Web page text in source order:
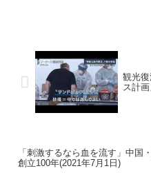
観光復
ス計
「刺激するなら血を流す」中国
創立100年(2021年7月1日)